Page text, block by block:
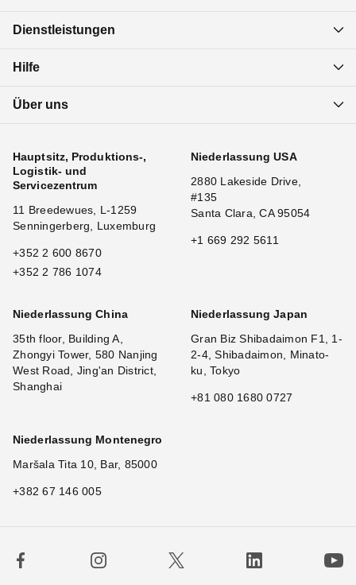
Dienstleistungen
Hilfe
Über uns
Hauptsitz, Produktions-,
Logistik- und
Servicezentrum
11 Breedewues, L-1259
Senningerberg, Luxemburg
+352 2 600 8670
+352 2 786 1074
Niederlassung USA
2880 Lakeside Drive,
#135
Santa Clara, CA 95054
+1 669 292 5611
Niederlassung China
35th floor, Building A,
Zhongyi Tower, 580 Nanjing
West Road, Jing'an District,
Shanghai
Niederlassung Japan
Gran Biz Shibadaimon F1, 1-
2-4, Shibadaimon, Minato-
ku, Tokyo
+81 080 1680 0727
Niederlassung Montenegro
Maršala Tita 10, Bar, 85000
+382 67 146 005